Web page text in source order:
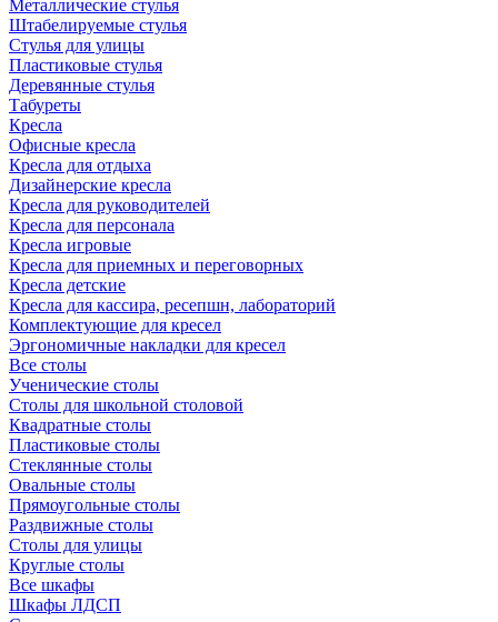
Металлические стулья
Штабелируемые стулья
Стулья для улицы
Пластиковые стулья
Деревянные стулья
Табуреты
Кресла
Офисные кресла
Кресла для отдыха
Дизайнерские кресла
Кресла для руководителей
Кресла для персонала
Кресла игровые
Кресла для приемных и переговорных
Кресла детские
Кресла для кассира, ресепшн, лабораторий
Комплектующие для кресел
Эргономичные накладки для кресел
Все столы
Ученические столы
Столы для школьной столовой
Квадратные столы
Пластиковые столы
Стеклянные столы
Овальные столы
Прямоугольные столы
Раздвижные столы
Столы для улицы
Круглые столы
Все шкафы
Шкафы ЛДСП